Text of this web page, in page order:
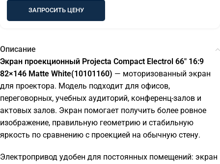
ЗАПРОСИТЬ ЦЕНУ
Описание
Экран проекционный Projecta Compact Electrol 66" 16:9
82×146 Matte White(10101160) — моторизованный экран
для проектора. Модель подходит для офисов,
переговорных, учебных аудиторий, конференц-залов и
актовых залов. Экран помогает получить более ровное
изображение, правильную геометрию и стабильную
яркость по сравнению с проекцией на обычную стену.
Электропривод удобен для постоянных помещений: экран